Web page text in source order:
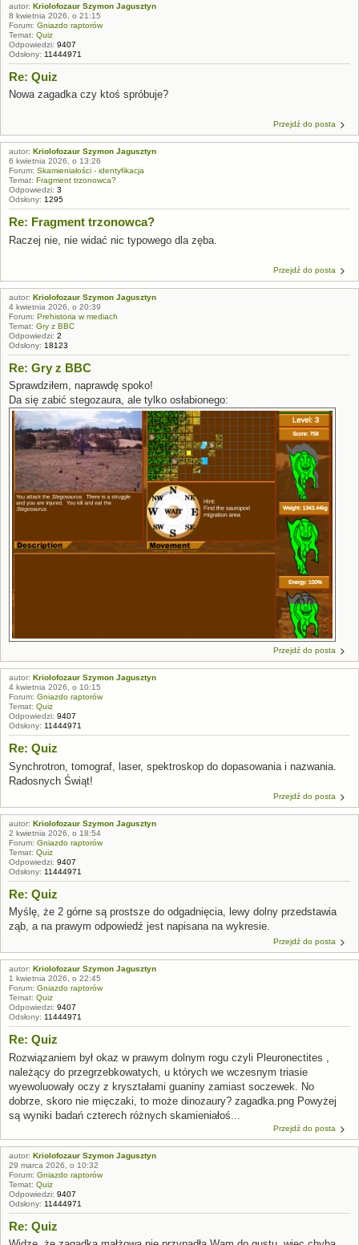
autor: Kriolofozaur Szymon Jagusztyn
8 kwietnia 2026, o 21:15
Forum: Gniazdo raptorów
Temat: Quiz
Odpowiedzi: 9407
Odsłony: 11444971
Re: Quiz
Nowa zagadka czy ktoś spróbuje?
Przejdź do posta
autor: Kriolofozaur Szymon Jagusztyn
6 kwietnia 2026, o 13:26
Forum: Skamieniałości - identyfikacja
Temat: Fragment trzonowca?
Odpowiedzi: 3
Odsłony: 1295
Re: Fragment trzonowca?
Raczej nie, nie widać nic typowego dla zęba.
Przejdź do posta
autor: Kriolofozaur Szymon Jagusztyn
4 kwietnia 2026, o 20:39
Forum: Prehistoria w mediach
Temat: Gry z BBC
Odpowiedzi: 2
Odsłony: 18123
Re: Gry z BBC
Sprawdziłem, naprawdę spoko!
Da się zabić stegozaura, ale tylko osłabionego:
Przejdź do posta
autor: Kriolofozaur Szymon Jagusztyn
4 kwietnia 2026, o 10:15
Forum: Gniazdo raptorów
Temat: Quiz
Odpowiedzi: 9407
Odsłony: 11444971
Re: Quiz
Synchrotron, tomograf, laser, spektroskop do dopasowania i nazwania.
Radosnych Świąt!
Przejdź do posta
autor: Kriolofozaur Szymon Jagusztyn
2 kwietnia 2026, o 18:54
Forum: Gniazdo raptorów
Temat: Quiz
Odpowiedzi: 9407
Odsłony: 11444971
Re: Quiz
Myślę, że 2 górne są prostsze do odgadnięcia, lewy dolny przedstawia
ząb, a na prawym odpowiedź jest napisana na wykresie.
Przejdź do posta
autor: Kriolofozaur Szymon Jagusztyn
1 kwietnia 2026, o 22:45
Forum: Gniazdo raptorów
Temat: Quiz
Odpowiedzi: 9407
Odsłony: 11444971
Re: Quiz
Rozwiązaniem był okaz w prawym dolnym rogu czyli Pleuronectites ,
należący do przegrzebkowatych, u których we wczesnym triasie
wyewoluowały oczy z kryształami guaniny zamiast soczewek. No
dobrze, skoro nie mięczaki, to może dinozaury? zagadka.png Powyżej
są wyniki badań czterech różnych skamieniałoś...
Przejdź do posta
autor: Kriolofozaur Szymon Jagusztyn
29 marca 2026, o 10:32
Forum: Gniazdo raptorów
Temat: Quiz
Odpowiedzi: 9407
Odsłony: 11444971
Re: Quiz